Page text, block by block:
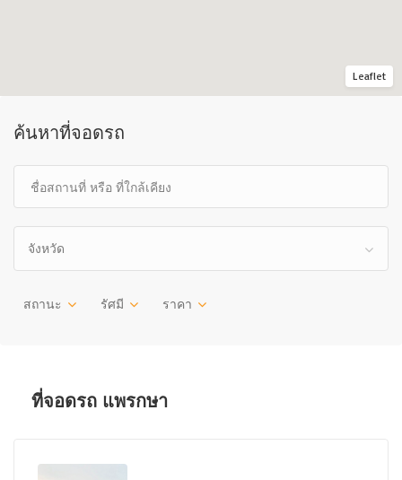
ค้นหาที่จอดรถ
จังหวัด
สถานะ รัศมี ราคา
ที่จอดรถ แพรกษา
Leaflet